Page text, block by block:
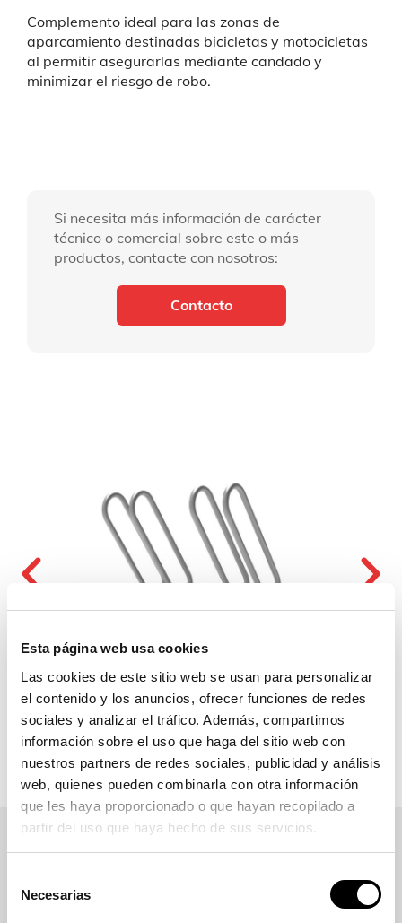
Esta página web usa cookies
Las cookies de este sitio web se usan para personalizar
el contenido y los anuncios, ofrecer funciones de redes
sociales y analizar el tráfico. Además, compartimos
información sobre el uso que haga del sitio web con
nuestros partners de redes sociales, publicidad y análisis
web, quienes pueden combinarla con otra información
que les haya proporcionado o que hayan recopilado a
partir del uso que haya hecho de sus servicios.
Necesarias
Complemento ideal para las zonas de
aparcamiento destinadas bicicletas y motocicletas
al permitir asegurarlas mediante candado y
minimizar el riesgo de robo.
Si necesita más información de carácter
técnico o comercial sobre este o más
productos, contacte con nosotros:
Contacto